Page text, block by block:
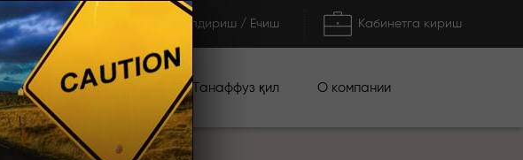
платформаси Тўлдириш / Ечиш Кабинетга кириш
учун Промоакциялар Танаффуз қил О компании